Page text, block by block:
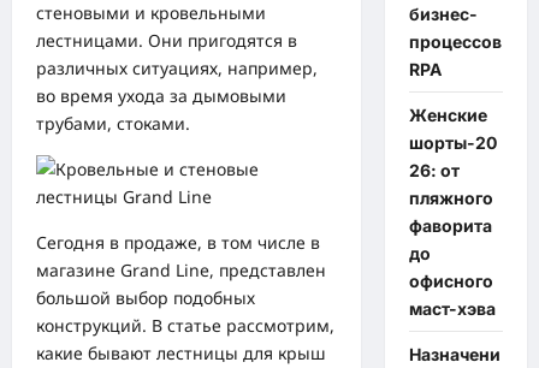
стеновыми и кровельными
лестницами. Они пригодятся в
различных ситуациях, например,
во время ухода за дымовыми
трубами, стоками.
Сегодня в продаже, в том числе в
магазине Grand Line, представлен
большой выбор подобных
конструкций. В статье рассмотрим,
какие бывают лестницы для крыш
бизнес-
процессов
RPA
Женские
шорты-20
26: от
пляжного
фаворита
до
офисного
маст-хэва
Назначени